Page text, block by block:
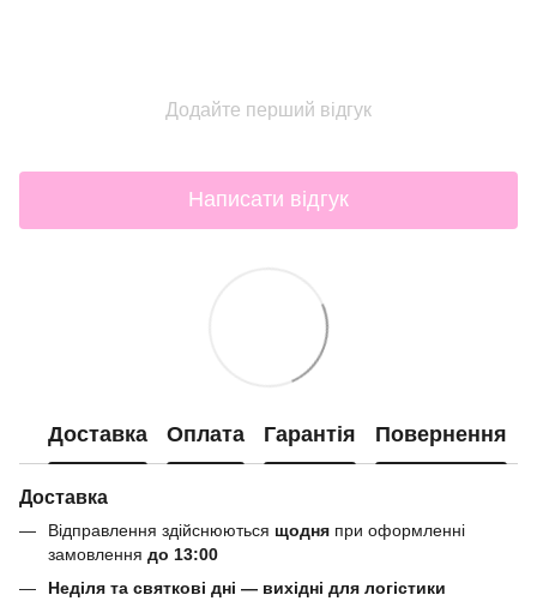
Додайте перший відгук
Написати відгук
Доставка Оплата Гарантія Повернення
Доставка
Відправлення здійснюються щодня при оформленні
замовлення до 13:00
Неділя та святкові дні — вихідні для логістики